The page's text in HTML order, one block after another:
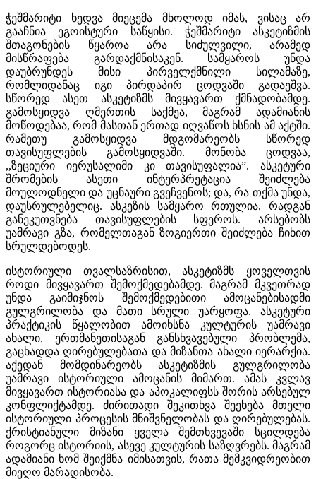
ჭეშმარიტი ხედვა მიეცემა მხოლოდ იმას, ვისაც არ
გააჩნია ეგოისტური საწყისი. ჭეშმარიტი ასკეტიზმის
შთაგონების წყაროა არა სიძულვილი, არამედ
მისწრაფება გარდაქმნისაკენ. სამყაროს უნდა
დაუბრუნდეს მისი პირველქმნილი სილამაზე,
რომლიდანაც იგი პირდაპირ ცოდვაში გადაეშვა.
სწორედ ასეთ ასკეტიზმს მივყავართ ქმნადობამდე.
გამოსყიდვა ღმერთის საქმეა, მაგრამ ადამიანის
მოწოდებაა, რომ მასთან ერთად იღვაწოს ხსნის ამ აქტში.
რამეთუ გამოსყიდვა მდგომარეობს სწორედ
თავისუფლების გამოსყიდვაში. მონობა ცოდვაა,
,,ზეციური იერუსალიმი კი თავისუფალია”. ასკეტური
შრომების ასეთი ინტერპრეტაცია შეიძლება
მოულოდნელი და უცნაური გვეჩვენოს; და, რა თქმა უნდა,
დაუსრულებელიც. ასკეზის სამყარო რთულია, რადგან
განეკუთვნება თავისუფლების სფეროს. არსებობს
უამრავი გზა, რომელთაგან ზოგიერთი შეიძლება ჩიხით
სრულდებოდეს.
ისტორიული თვალსაზრისით, ასკეტიზმს ყოველთვის
როდი მივყავართ შემოქმედებამდე. მაგრამ მკვეთრად
უნდა გაიმიჯნოს შემოქმედებითი ამოცანებისადმი
გულგრილობა და მათი სრული უარყოფა. ასკეტური
პრაქტიკის წყალობით ამოიხსნა კულტურის უამრავი
ახალი, ერთმანეთისაგან განსხვავებული პრობლემა,
გაცხადდა ღირებულებათა და მიზანთა ახალი იერარქია.
აქედან მომდინარეობს ასკეტიზმის გულგრილობა
უამრავი ისტორიული ამოცანის მიმართ. ამას კვლავ
მივყავართ ისტორიასა და აპოკალიფსს შორის არსებულ
კონფლიქტამდე. ძირითადი შეკითხვა შეეხება მთელი
ისტორიული პროცესის მნიშვნელობას და ღირებულებას.
ქრისტიანული მიზანი ყველა შემთხვევაში სცილდება
როგორც ისტორიის, ასევე კულტურის საზღვრებს. მაგრამ
ადამიანი ხომ შეიქმნა იმისათვის, რათა მემკვიდრეობით
მიეღო მარადისობა.